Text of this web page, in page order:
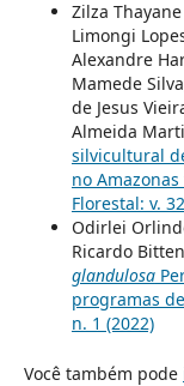
Zilza
Limongi
Alexandre
Mamede
de Jesus
Almeida
silvicultural
no
Florestal: v.
Odirlei
Ricardo
glandulosa
programas
n. 1 (2022)
Você também pode